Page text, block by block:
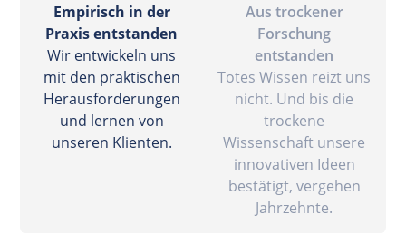
Empirisch in der
Praxis entstanden
Wir entwickeln uns
mit den praktischen
Herausforderungen
und lernen von
unseren Klienten.
Aus trockener
Forschung
entstanden
Totes Wissen reizt uns
nicht. Und bis die
trockene
Wissenschaft unsere
innovativen Ideen
bestätigt, vergehen
Jahrzehnte.